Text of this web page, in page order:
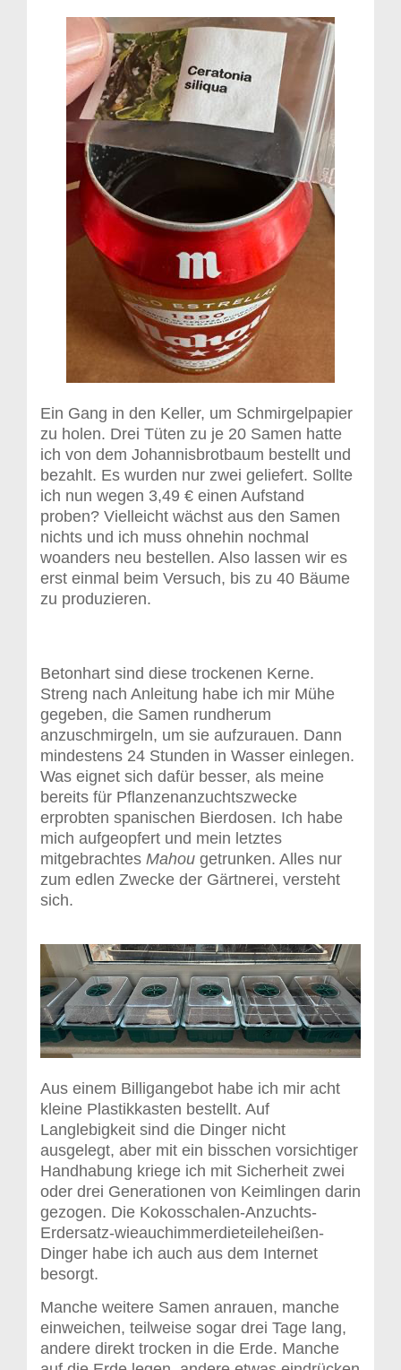
Ein Gang in den Keller, um Schmirgelpapier
zu holen. Drei Tüten zu je 20 Samen hatte
ich von dem Johannisbrotbaum bestellt und
bezahlt. Es wurden nur zwei geliefert. Sollte
ich nun wegen 3,49 € einen Aufstand
proben? Vielleicht wächst aus den Samen
nichts und ich muss ohnehin nochmal
woanders neu bestellen. Also lassen wir es
erst einmal beim Versuch, bis zu 40 Bäume
zu produzieren.
Betonhart sind diese trockenen Kerne.
Streng nach Anleitung habe ich mir Mühe
gegeben, die Samen rundherum
anzuschmirgeln, um sie aufzurauen. Dann
mindestens 24 Stunden in Wasser einlegen.
Was eignet sich dafür besser, als meine
bereits für Pflanzenanzuchtszwecke
erprobten spanischen Bierdosen. Ich habe
mich aufgeopfert und mein letztes
mitgebrachtes Mahou getrunken. Alles nur
zum edlen Zwecke der Gärtnerei, versteht
sich.
Aus einem Billigangebot habe ich mir acht
kleine Plastikkasten bestellt. Auf
Langlebigkeit sind die Dinger nicht
ausgelegt, aber mit ein bisschen vorsichtiger
Handhabung kriege ich mit Sicherheit zwei
oder drei Generationen von Keimlingen darin
gezogen. Die Kokosschalen-Anzuchts-
Erdersatz-wieauchimmerdieteileheißen-
Dinger habe ich auch aus dem Internet
besorgt.
Manche weitere Samen anrauen, manche
einweichen, teilweise sogar drei Tage lang,
andere direkt trocken in die Erde. Manche